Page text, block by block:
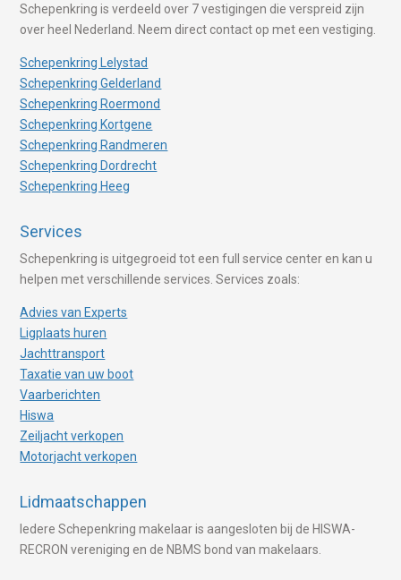
Schepenkring is verdeeld over 7 vestigingen die verspreid zijn
over heel Nederland. Neem direct contact op met een vestiging.
Schepenkring Lelystad
Schepenkring Gelderland
Schepenkring Roermond
Schepenkring Kortgene
Schepenkring Randmeren
Schepenkring Dordrecht
Schepenkring Heeg
Services
Schepenkring is uitgegroeid tot een full service center en kan u
helpen met verschillende services. Services zoals:
Advies van Experts
Ligplaats huren
Jachttransport
Taxatie van uw boot
Vaarberichten
Hiswa
Zeiljacht verkopen
Motorjacht verkopen
Lidmaatschappen
Iedere Schepenkring makelaar is aangesloten bij de HISWA-
RECRON vereniging en de NBMS bond van makelaars.